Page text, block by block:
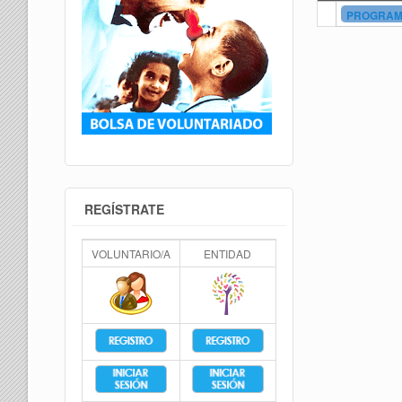
REGÍSTRATE
VOLUNTARIO/A ENTIDAD